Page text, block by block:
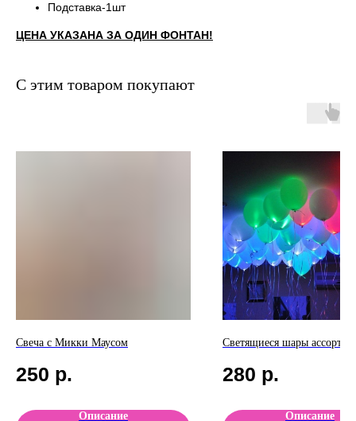
Подставка-1шт
ЦЕНА УКАЗАНА ЗА ОДИН ФОНТАН!
С этим товаром покупают
Свеча с Микки Маусом
250 р.
Описание
Светящиеся шары ассорти
280 р.
Описание